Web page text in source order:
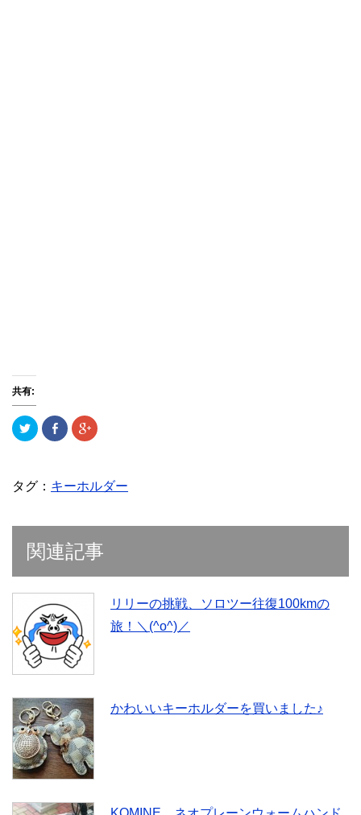
共有:
ク
リ
T
w
t
r
で
共
(
新
い
ウ
ィ
ン
ド
ウ
で
開
ま
す
)
F
a
o
k
有
新
し
い
ィ
ン
ウ
で
開
き
ま
す
)
ク
リ
G
o
l
+
で
共
(
新
開
ま
)
タグ： キーホルダー
関連記事
リリーの挑戦、ソロツー往復100kmの
旅！＼(^o^)／
かわいいキーホルダーを買いました♪